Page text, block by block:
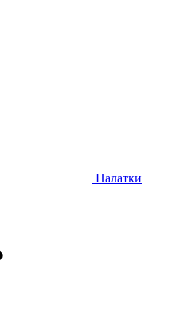
Палатки